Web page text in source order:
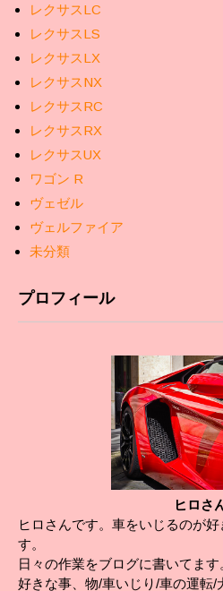
レクサスLC
レクサスLS
レクサスLX
レクサスNX
レクサスRC
レクサスRX
レクサスUX
ワゴン R
ヴェゼル
ヴェルファイア
未分類
プロフィール
ヒロさ
ヒロさんです。車をいじるのが
す。
日々の作業をブログに書いてます
好きな事、物/車いじり/車の運転/